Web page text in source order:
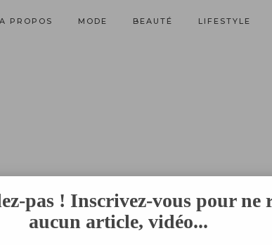
A PROPOS MODE BEAUTÉ LIFESTYLE
pas ! Inscrivez-vous pour ne
aucun article, vidéo...